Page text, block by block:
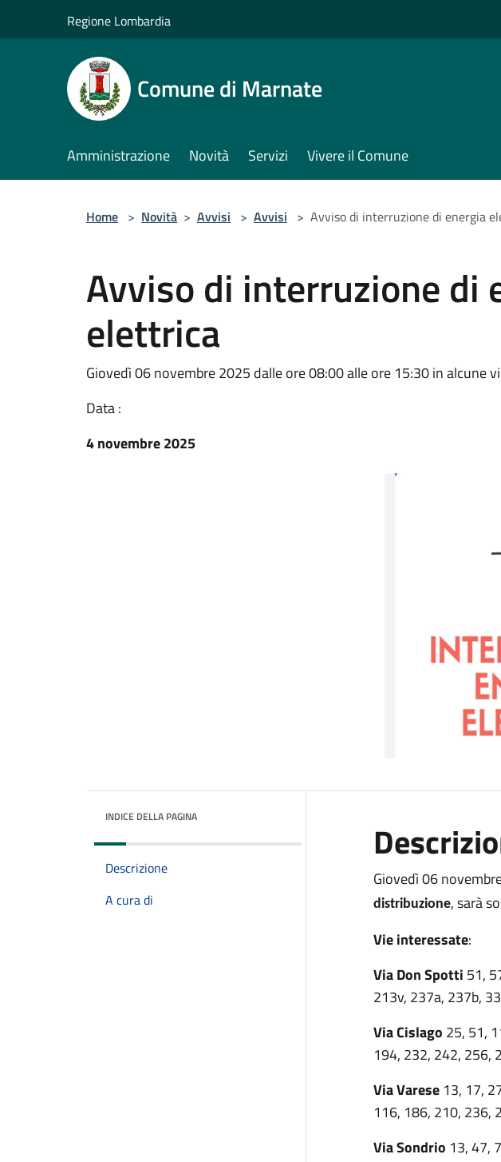
Regione Lombardia
Comune di Marnate
Amministrazione Novità Servizi Vivere il Comune
Home > Novità > Avvisi > Avvisi > Avviso di interruzione di energia
Avviso di interruzione di
elettrica
Giovedì 06 novembre 2025 dalle ore 08:00 alle ore 15:30 in alcune
Data :
4 novembre 2025
INDICE DELLA PAGINA
Descrizione
A cura di
Giovedì 06
distribuzione, sarà
Vie interessate:
Via Don Spotti 51,
213v, 237a, 237b,
Via Cislago 25, 51,
194, 232, 242, 256,
Via Varese13, 17,
116, 186, 210, 236,
Via Sondrio 13, 47,